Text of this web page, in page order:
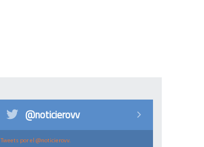
@noticierovv
Tweets por el @noticierovv.